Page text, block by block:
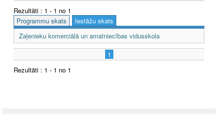
Rezultāti : 1 - 1 no 1
Programmu skats
Iestāžu skats
Zaļenieku komerciālā un amatniecības vidusskola
1
Rezultāti : 1 - 1 no 1